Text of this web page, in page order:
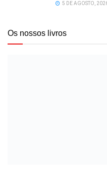
5 DE AGOSTO,
Os nossos livros